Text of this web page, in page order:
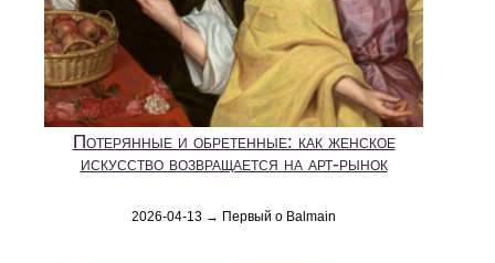
Потерянные и обретенные: как женское
искусство возвращается на арт-рынок
2026-04-13 → Первый о Balmain